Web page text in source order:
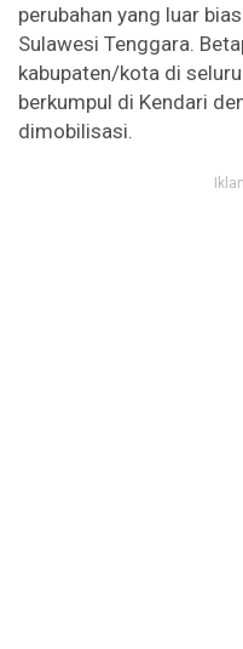
perubahan yang luar
Sulawesi Tenggara.
kabupaten/kota di
berkumpul di Kendari
dimobilisasi.